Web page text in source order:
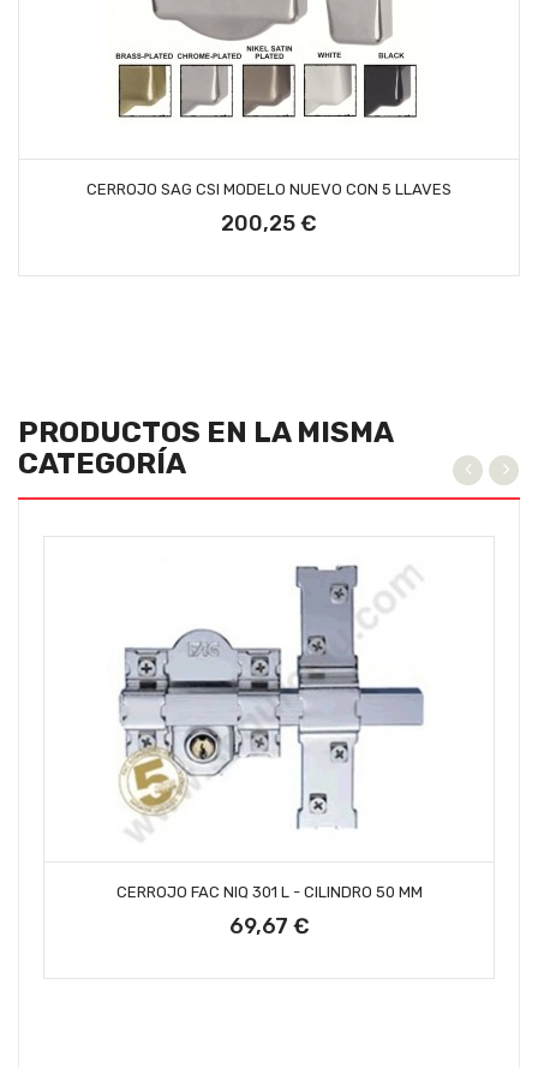
AÑADIR AL CARRITO
CERROJO SAG CSI MODELO NUEVO CON 5 LLAVES
Precio
200,25 €
PRODUCTOS EN LA MISMA
CATEGORÍA
AÑADIR AL CARRITO
CERROJO FAC NIQ 301 L - CILINDRO 50 MM
69,67 €